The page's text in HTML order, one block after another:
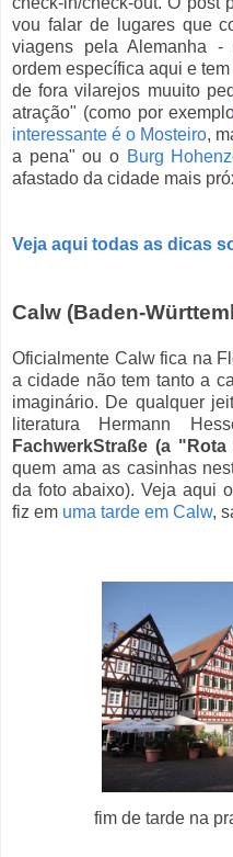
vou falar de lugares que
viagens pela Alemanha
ordem específica aqui e
de fora vilarejos muuito
atração" (como por
interessante é o Mosteiro,
a pena" ou o Burg
afastado da cidade mais
Veja aqui todas as dicas
Calw (Baden-
Oficialmente Calw fica na
a cidade não tem tanto a
imaginário. De qualquer
literatura Hermann
FachwerkStraße (a
quem ama as casinhas
da foto abaixo). Veja aqui o
fiz em uma tarde em Calw,
fim de tarde na